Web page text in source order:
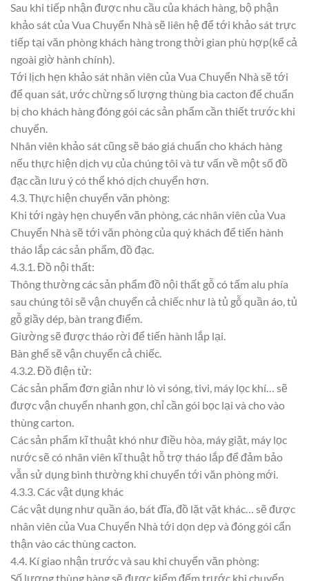
Sau khi tiếp nhận được nhu cầu của khách hàng, bộ phận
khảo sát của Vua Chuyển Nhà sẽ liên hệ để tới khảo sát trực
tiếp tại văn phòng khách hàng trong thời gian phù hợp(kể cả
ngoài giờ hành chính).
Tới lịch hẹn khảo sát nhân viên của Vua Chuyển Nhà sẽ tới
để quan sát, ước chừng số lượng thùng bìa cacton để chuẩn
bị cho khách hàng đóng gói các sản phẩm cần thiết trước khi
chuyển.
Nhân viên khảo sát cũng sẽ báo giá chuẩn cho khách hàng
nếu thực hiện dịch vụ của chúng tôi và tư vấn về một số đồ
đạc cần lưu ý có thể khó dịch chuyển hơn.
4.3. Thực hiện chuyển văn phòng:
Khi tới ngày hẹn chuyển văn phòng, các nhân viên của Vua
Chuyển Nhà sẽ tới văn phòng của quý khách để tiến hành
tháo lắp các sản phẩm, đồ đạc.
4.3.1. Đồ nội thất:
Thông thường các sản phẩm đồ nội thất gỗ có tấm alu phía
sau chúng tôi sẽ vận chuyển cả chiếc như là tủ gỗ quần áo, tủ
gỗ giầy dép, bàn trang điểm.
Giường sẽ được tháo rời để tiến hành lắp lại.
Bàn ghế sẽ vận chuyển cả chiếc.
4.3.2. Đồ điện tử:
Các sản phẩm đơn giản như lò vi sóng, tivi, máy lọc khí… sẽ
được vận chuyển nhanh gọn, chỉ cần gói bọc lại và cho vào
thùng carton.
Các sản phẩm kĩ thuật khó như điều hòa, máy giặt, máy lọc
nước sẽ có nhân viên kĩ thuật hỗ trợ tháo lắp để đảm bảo
vẫn sử dụng bình thường khi chuyển tới văn phòng mới.
4.3.3. Các vật dụng khác
Các vật dụng như quần áo, bát đĩa, đồ lặt vặt khác… sẽ được
nhân viên của Vua Chuyển Nhà tới dọn dẹp và đóng gói cẩn
thận vào các thùng cacton.
4.4. Kí giao nhận trước và sau khi chuyển văn phòng:
Số lượng thùng hàng sẽ được kiểm đếm trước khi chuyển